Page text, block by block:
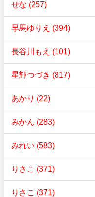
せな (257)
早馬ゆりえ (394)
長谷川もえ (101)
星輝つづき (817)
あかり (22)
みかん (283)
みれい (583)
りさこ (371)
りさこ (371)